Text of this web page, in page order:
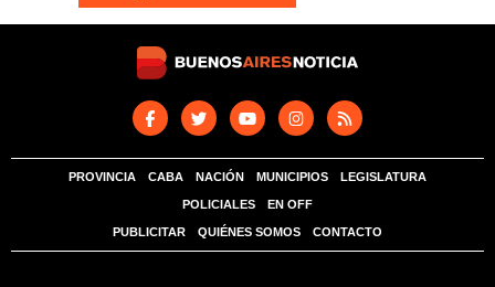
PROVINCIA CABA NACIÓN MUNICIPIOS LEGISLATURA
POLICIALES EN OFF
PUBLICITAR QUIÉNES SOMOS CONTACTO